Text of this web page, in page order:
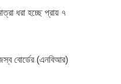
ধরা হচ্ছে প্রায় ৭
বোর্ডের (এনবিআর)